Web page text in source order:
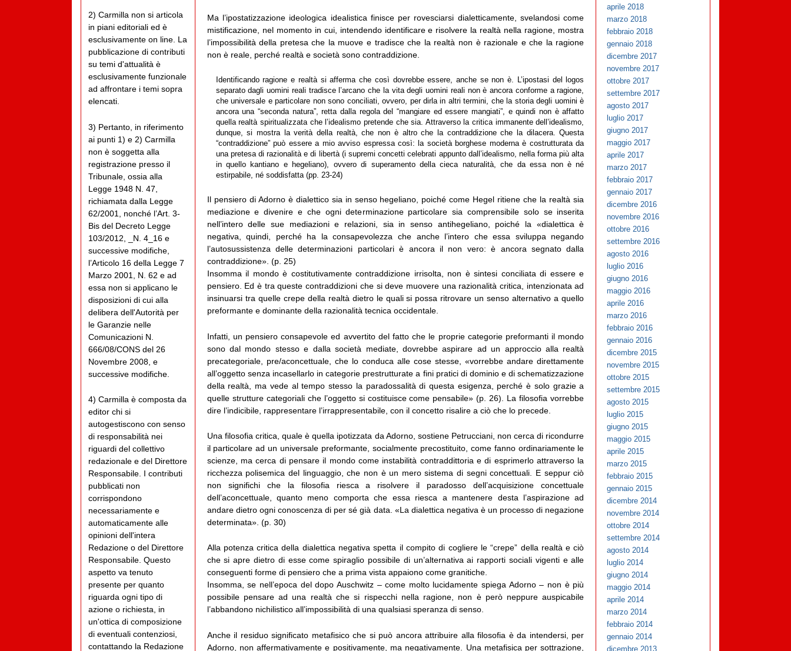
Ma l’ipostatizzazione ideologica idealistica finisce per rovesciarsi dialetticamente, svelandosi come
mistificazione, nel momento in cui, intendendo identificare e risolvere la realtà nella ragione, mostra
l’impossibilità della pretesa che la muove e tradisce che la realtà non è razionale e che la ragione
non è reale, perché realtà e società sono contraddizione.
Identificando ragione e realtà si afferma che così dovrebbe essere, anche se non è. L’ipostasi del logos
separato dagli uomini reali tradisce l’arcano che la vita degli uomini reali non è ancora conforme a ragione,
che universale e particolare non sono conciliati, ovvero, per dirla in altri termini, che la storia degli uomini è
ancora una “seconda natura”, retta dalla regola del “mangiare ed essere mangiati”, e quindi non è affatto
quella realtà spiritualizzata che l’idealismo pretende che sia. Attraverso la critica immanente dell’idealismo,
dunque, si mostra la verità della realtà, che non è altro che la contraddizione che la dilacera. Questa
“contraddizione” può essere a mio avviso espressa così: la società borghese moderna è costrutturata da
una pretesa di razionalità e di libertà (i supremi concetti celebrati appunto dall’idealismo, nella forma più alta
in quello kantiano e hegeliano), ovvero di superamento della cieca naturalità, che da essa non è né
estirpabile, né soddisfatta (pp. 23-24)
Il pensiero di Adorno è dialettico sia in senso hegeliano, poiché come Hegel ritiene che la realtà sia
mediazione e divenire e che ogni determinazione particolare sia comprensibile solo se inserita
nell’intero delle sue mediazioni e relazioni, sia in senso antihegeliano, poiché la «dialettica è
negativa, quindi, perché ha la consapevolezza che anche l’intero che essa sviluppa negando
l’autosussistenza delle determinazioni particolari è ancora il non vero: è ancora segnato dalla
contraddizione». (p. 25)
Insomma il mondo è costitutivamente contraddizione irrisolta, non è sintesi conciliata di essere e
pensiero. Ed è tra queste contraddizioni che si deve muovere una razionalità critica, intenzionata ad
insinuarsi tra quelle crepe della realtà dietro le quali si possa ritrovare un senso alternativo a quello
preformante e dominante della razionalità tecnica occidentale.
Infatti, un pensiero consapevole ed avvertito del fatto che le proprie categorie preformanti il mondo
sono dal mondo stesso e dalla società mediate, dovrebbe aspirare ad un approccio alla realtà
precategoriale, pre/aconcettuale, che lo conduca alle cose stesse, «vorrebbe andare direttamente
all’oggetto senza incasellarlo in categorie prestrutturate a fini pratici di dominio e di schematizzazione
della realtà, ma vede al tempo stesso la paradossalità di questa esigenza, perché è solo grazie a
quelle strutture categoriali che l’oggetto si costituisce come pensabile» (p. 26). La filosofia vorrebbe
dire l’indicibile, rappresentare l’irrappresentabile, con il concetto risalire a ciò che lo precede.
Una filosofia critica, quale è quella ipotizzata da Adorno, sostiene Petrucciani, non cerca di ricondurre
il particolare ad un universale preformante, socialmente precostituito, come fanno ordinariamente le
scienze, ma cerca di pensare il mondo come instabilità contraddittoria e di esprimerlo attraverso la
ricchezza polisemica del linguaggio, che non è un mero sistema di segni concettuali. E seppur ciò
non significhi che la filosofia riesca a risolvere il paradosso dell’acquisizione concettuale
dell’aconcettuale, quanto meno comporta che essa riesca a mantenere desta l’aspirazione ad
andare dietro ogni conoscenza di per sé già data. «La dialettica negativa è un processo di negazione
determinata». (p. 30)
Alla potenza critica della dialettica negativa spetta il compito di cogliere le “crepe” della realtà e ciò
che si apre dietro di esse come spiraglio possibile di un’alternativa ai rapporti sociali vigenti e alle
conseguenti forme di pensiero che a prima vista appaiono come granitiche.
Insomma, se nell’epoca del dopo Auschwitz – come molto lucidamente spiega Adorno – non è più
possibile pensare ad una realtà che si rispecchi nella ragione, non è però neppure auspicabile
l’abbandono nichilistico all’impossibilità di una qualsiasi speranza di senso.
Anche il residuo significato metafisico che si può ancora attribuire alla filosofia è da intendersi, per
Adorno, non affermativamente e positivamente, ma negativamente. Una metafisica per sottrazione,
2) Carmilla non si articola
in piani editoriali ed è
esclusivamente on line. La
pubblicazione di contributi
su temi d'attualità è
esclusivamente funzionale
ad affrontare i temi sopra
elencati.
3) Pertanto, in riferimento
ai punti 1) e 2) Carmilla
non è soggetta alla
registrazione presso il
Tribunale, ossia alla
Legge 1948 N. 47,
richiamata dalla Legge
62/2001, nonché l’Art. 3-
Bis del Decreto Legge
103/2012, _N. 4_16 e
successive modifiche,
l’Articolo 16 della Legge 7
Marzo 2001, N. 62 e ad
essa non si applicano le
disposizioni di cui alla
delibera dell'Autorità per
le Garanzie nelle
Comunicazioni N.
666/08/CONS del 26
Novembre 2008, e
successive modifiche.
4) Carmilla è composta da
editor chi si
autogestiscono con senso
di responsabilità nei
riguardi del collettivo
redazionale e del Direttore
Responsabile. I contributi
pubblicati non
corrispondono
necessariamente e
automaticamente alle
opinioni dell'intera
Redazione o del Direttore
Responsabile. Questo
aspetto va tenuto
presente per quanto
riguarda ogni tipo di
azione o richiesta, in
un'ottica di composizione
di eventuali contenziosi,
contattando la Redazione
aprile 2018
marzo 2018
febbraio 2018
gennaio 2018
dicembre 2017
novembre 2017
ottobre 2017
settembre 2017
agosto 2017
luglio 2017
giugno 2017
maggio 2017
aprile 2017
marzo 2017
febbraio 2017
gennaio 2017
dicembre 2016
novembre 2016
ottobre 2016
settembre 2016
agosto 2016
luglio 2016
giugno 2016
maggio 2016
aprile 2016
marzo 2016
febbraio 2016
gennaio 2016
dicembre 2015
novembre 2015
ottobre 2015
settembre 2015
agosto 2015
luglio 2015
giugno 2015
maggio 2015
aprile 2015
marzo 2015
febbraio 2015
gennaio 2015
dicembre 2014
novembre 2014
ottobre 2014
settembre 2014
agosto 2014
luglio 2014
giugno 2014
maggio 2014
aprile 2014
marzo 2014
febbraio 2014
gennaio 2014
dicembre 2013